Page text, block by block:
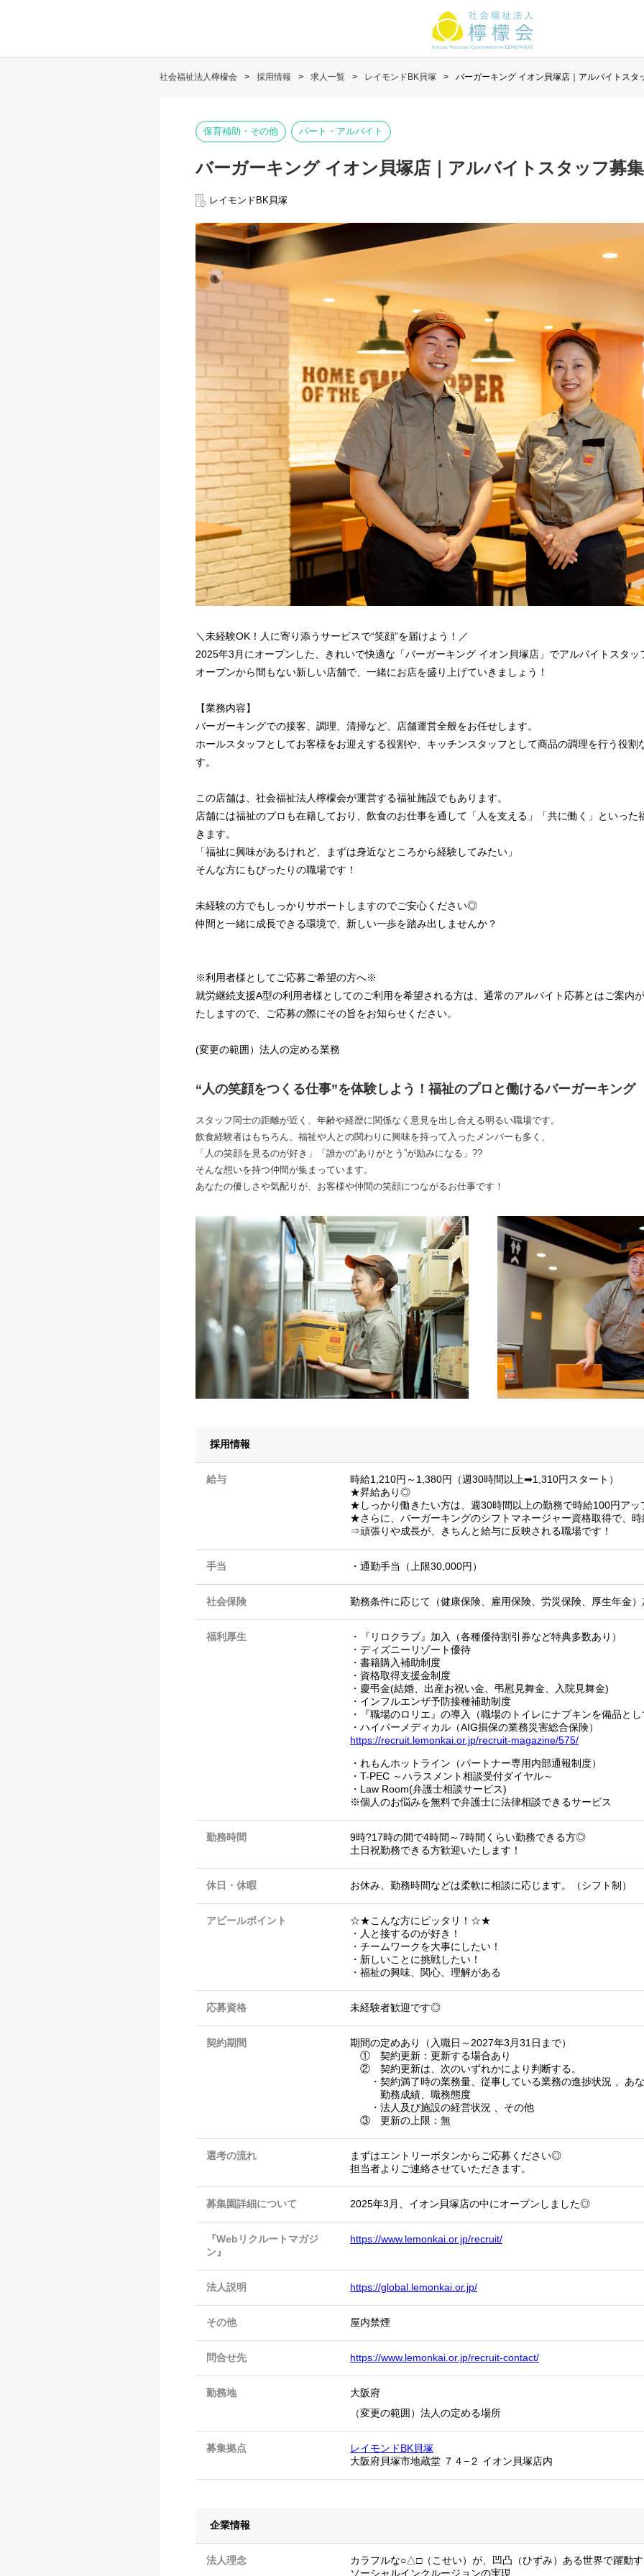
社会福祉法人檸檬会 採用情報 求人一覧 レイモンドBK貝塚 バーガーキング イオン貝塚店｜アルバイトスタ
保育補助・その他 パート・アルバイト
バーガーキング イオン貝塚店｜アルバイトスタッフ募
レイモンドBK貝塚
＼未経験OK！人に寄り添うサービスで“笑顔”を届けよう！／
2025年3月にオープンした、きれいで快適な「バーガーキング イオン貝塚店」でアルバイトスタッ
オープンから間もない新しい店舗で、一緒にお店を盛り上げていきましょう！
【業務内容】
バーガーキングでの接客、調理、清掃など、店舗運営全般をお任せします。
ホールスタッフとしてお客様をお迎えする役割や、キッチンスタッフとして商品の調理を行う役割
す。
この店舗は、社会福祉法人檸檬会が運営する福祉施設でもあります。
店舗には福祉のプロも在籍しており、飲食のお仕事を通して「人を支える」「共に働く」といった
きます。
「福祉に興味があるけれど、まずは身近なところから経験してみたい」
そんな方にもぴったりの職場です！
未経験の方でもしっかりサポートしますのでご安心ください◎
仲間と一緒に成長できる環境で、新しい一歩を踏み出しませんか？
※利用者様としてご応募ご希望の方へ※
就労継続支援A型の利用者様としてのご利用を希望される方は、通常のアルバイト応募とはご案内
たしますので、ご応募の際にその旨をお知らせください。
(変更の範囲）法人の定める業務
“人の笑顔をつくる仕事”を体験しよう！福祉のプロと働けるバーガーキング
スタッフ同士の距離が近く、年齢や経歴に関係なく意見を出し合える明るい職場です。
飲食経験者はもちろん、福祉や人との関わりに興味を持って入ったメンバーも多く、
「人の笑顔を見るのが好き」「誰かの“ありがとう”が励みになる」??
そんな想いを持つ仲間が集まっています。
あなたの優しさや気配りが、お客様や仲間の笑顔につながるお仕事です！
採用情報
給与
時給1,210円～1,380円（週30時間以上➡1,310円スタート）
★昇給あり◎
★しっかり働きたい方は、週30時間以上の勤務で時給100円アッ
★さらに、バーガーキングのシフトマネージャー資格取得で、
⇒頑張りや成長が、きちんと給与に反映される職場です！
手当 ・通勤手当（上限30,000円）
社会保険 勤務条件に応じて（健康保険、雇用保険、労災保険、厚生年金）
福利厚生
・『リロクラブ』加入（各種優待割引券など特典多数あり）
・ディズニーリゾート優待
・書籍購入補助制度
・資格取得支援金制度
・慶弔金(結婚、出産お祝い金、弔慰見舞金、入院見舞金)
・インフルエンザ予防接種補助制度
・『職場のロリエ』の導入（職場のトイレにナプキンを備品と
・ハイパーメディカル（AIG損保の業務災害総合保険）
https://recruit.lemonkai.or.jp/recruit-magazine/575/
・れもんホットライン（パートナー専用内部通報制度）
・T-PEC ～ハラスメント相談受付ダイヤル～
・Law Room(弁護士相談サービス)
※個人のお悩みを無料で弁護士に法律相談できるサービス
勤務時間
9時?17時の間で4時間～7時間くらい勤務できる方◎
土日祝勤務できる方歓迎いたします！
休日・休暇 お休み、勤務時間などは柔軟に相談に応じます。（シフト制）
アピールポイント
☆★こんな方にピッタリ！☆★
・人と接するのが好き！
・チームワークを大事にしたい！
・新しいことに挑戦したい！
・福祉の興味、関心、理解がある
応募資格 未経験者歓迎です◎
契約期間
期間の定めあり（入職日～2027年3月31日まで）
① 契約更新：更新する場合あり
② 契約更新は、次のいずれかにより判断する。
・契約満了時の業務量、従事している業務の進捗状況 、あ
勤務成績、職務態度
・法人及び施設の経営状況 、その他
③ 更新の上限：無
選考の流れ
まずはエントリーボタンからご応募ください◎
担当者よりご連絡させていただきます。
募集園詳細について 2025年3月、イオン貝塚店の中にオープンしました◎
『Webリクルートマガジ
ン』
https://www.lemonkai.or.jp/recruit/
法人説明 https://global.lemonkai.or.jp/
その他 屋内禁煙
問合せ先 https://www.lemonkai.or.jp/recruit-contact/
勤務地
大阪府
（変更の範囲）法人の定める場所
募集拠点
レイモンドBK貝塚
大阪府貝塚市地蔵堂 ７４−２ イオン貝塚店内
企業情報
法人理念
カラフルな○△□（こせい）が、凹凸（ひずみ）ある世界で躍動
ソーシャルインクルージョンの実現